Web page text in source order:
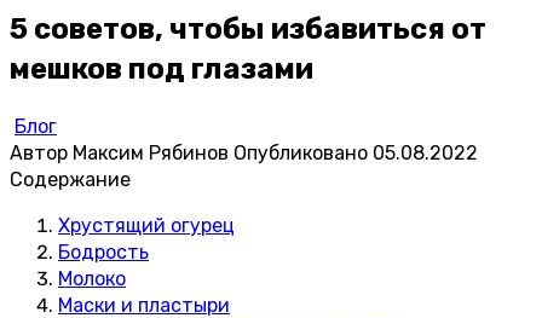
5 советов, чтобы избавиться от
мешков под глазами
Блог
Автор Максим Рябинов Опубликовано 05.08.2022
Содержание
Хрустящий огурец
Бодрость
Молоко
Маски и пластыри